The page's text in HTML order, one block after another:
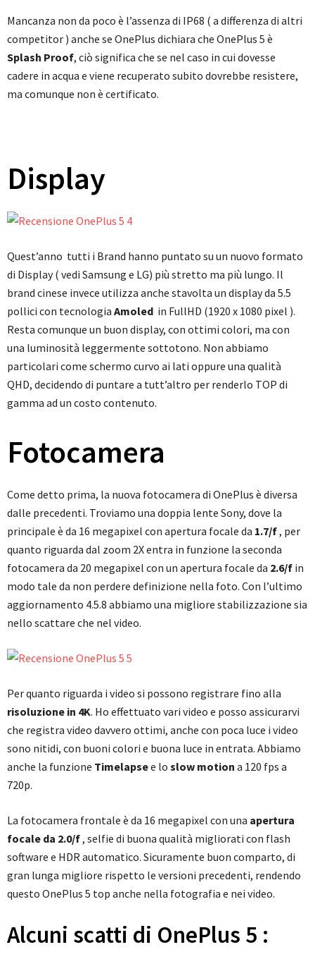
Mancanza non da poco è l’assenza di IP68 ( a differenza di altri
competitor ) anche se OnePlus dichiara che OnePlus 5 è
Splash Proof, ciò significa che se nel caso in cui dovesse
cadere in acqua e viene recuperato subito dovrebbe resistere,
ma comunque non è certificato.
Display
Quest’anno tutti i Brand hanno puntato su un nuovo formato
di Display ( vedi Samsung e LG) più stretto ma più lungo. Il
brand cinese invece utilizza anche stavolta un display da 5.5
pollici con tecnologia Amoled in FullHD (1920 x 1080 pixel ).
Resta comunque un buon display, con ottimi colori, ma con
una luminosità leggermente sottotono. Non abbiamo
particolari come schermo curvo ai lati oppure una qualità
QHD, decidendo di puntare a tutt’altro per renderlo TOP di
gamma ad un costo contenuto.
Fotocamera
Come detto prima, la nuova fotocamera di OnePlus è diversa
dalle precedenti. Troviamo una doppia lente Sony, dove la
principale è da 16 megapixel con apertura focale da 1.7/f, per
quanto riguarda dal zoom 2X entra in funzione la seconda
fotocamera da 20 megapixel con un apertura focale da 2.6/f in
modo tale da non perdere definizione nella foto. Con l’ultimo
aggiornamento 4.5.8 abbiamo una migliore stabilizzazione sia
nello scattare che nel video.
Per quanto riguarda i video si possono registrare fino alla
risoluzione in 4K. Ho effettuato vari video e posso assicurarvi
che registra video davvero ottimi, anche con poca luce i video
sono nitidi, con buoni colori e buona luce in entrata. Abbiamo
anche la funzione Timelapsee lo slow motion a 120 fps a
720p.
La fotocamera frontale è da 16 megapixel con una apertura
focale da 2.0/f, selfie di buona qualità migliorati con flash
software e HDR automatico. Sicuramente buon comparto, di
gran lunga migliore rispetto le versioni precedenti, rendendo
questo OnePlus 5 top anche nella fotografia e nei video.
Alcuni scatti di OnePlus 5 :